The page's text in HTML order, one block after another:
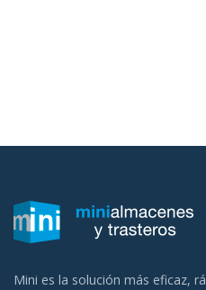
Mini es la solución más eficaz,